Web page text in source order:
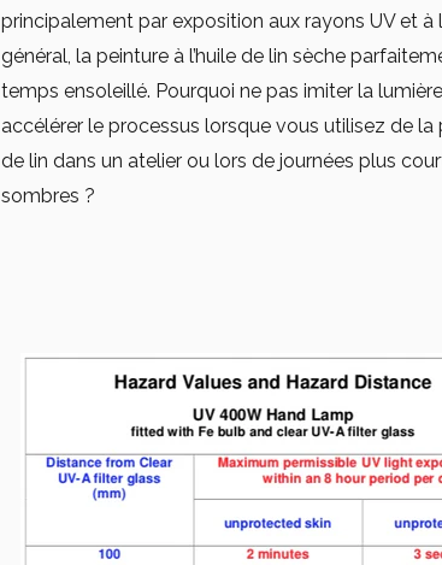
principalement par exposition aux rayons UV et à
général, la peinture à l’huile de lin sèche
temps ensoleillé. Pourquoi ne pas imiter la
accélérer le processus lorsque vous utilisez de la
de lin dans un atelier ou lors de journées plus
sombres ?